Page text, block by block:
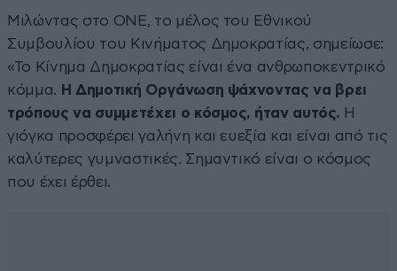
Μιλώντας στο ONE, το μέλος του Εθνικού
Συμβουλίου του Κινήματος Δημοκρατίας, σημείωσε:
«Το Κίνημα Δημοκρατίας είναι ένα ανθρωποκεντρικό
κόμμα. Η Δημοτική Οργάνωση ψάχνοντας να βρει
τρόπους να συμμετέχει ο κόσμος, ήταν αυτός. Η
γιόγκα προσφέρει γαλήνη και ευεξία και είναι από τις
καλύτερες γυμναστικές. Σημαντικό είναι ο κόσμος
που έχει έρθει.